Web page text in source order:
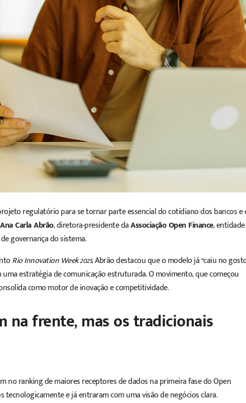
regulatório para se tornar parte essencial do cotídiano dos bancos e
Ana Carla Abrão, diretora-presidente daAssociação Open Finance, entidade
governança do sistema.
Rio Innovation Week 2025, Abrão destacou que o modelo já “caiu no
estratégia de comunicação estruturada. O movimento, que começou
como motor de inovação e competitividade.
na frente, mas os tradicionais
no ranking de maiores receptores de dadosnaprimeira fase do Open
tecnologicamente e já entraram com uma visão de negócios clara.